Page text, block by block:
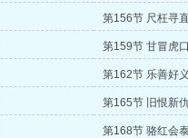
第156节 尺枉寻
第159节 甘冒虎
第162节 乐善好
第165节 旧恨新
第168节 骆红会